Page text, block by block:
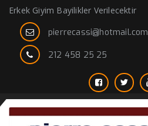
Erkek Giyim Bayilikler Verilecektir
pierrecassi@hotmail.com
212 458 25 25